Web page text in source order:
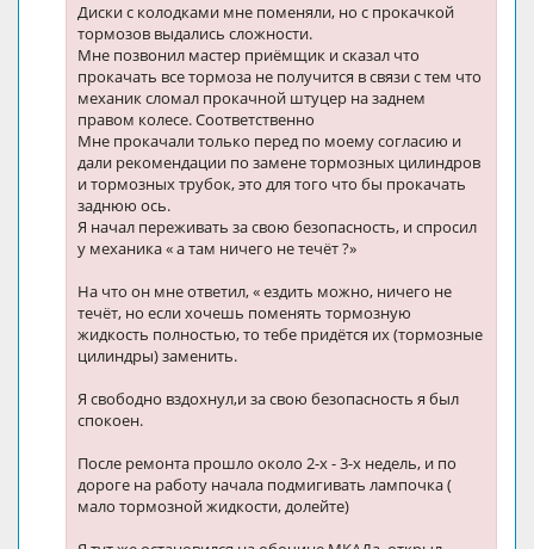
Диски с колодками мне поменяли, но с прокачкой
тормозов выдались сложности.
Мне позвонил мастер приёмщик и сказал что
прокачать все тормоза не получится в связи с тем что
механик сломал прокачной штуцер на заднем
правом колесе. Соответственно
Мне прокачали только перед по моему согласию и
дали рекомендации по замене тормозных цилиндров
и тормозных трубок, это для того что бы прокачать
заднюю ось.
Я начал переживать за свою безопасность, и спросил
у механика « а там ничего не течёт ?»
На что он мне ответил, « ездить можно, ничего не
течёт, но если хочешь поменять тормозную
жидкость полностью, то тебе придётся их (тормозные
цилиндры) заменить.
Я свободно вздохнул,и за свою безопасность я был
спокоен.
После ремонта прошло около 2-х - 3-х недель, и по
дороге на работу начала подмигивать лампочка (
мало тормозной жидкости, долейте)